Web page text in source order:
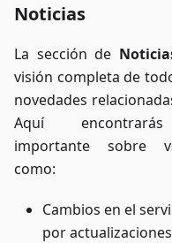
Noticias
La sección de
visión completa de
novedades
Aquí
importante sobre
como:
Cambios en el
por